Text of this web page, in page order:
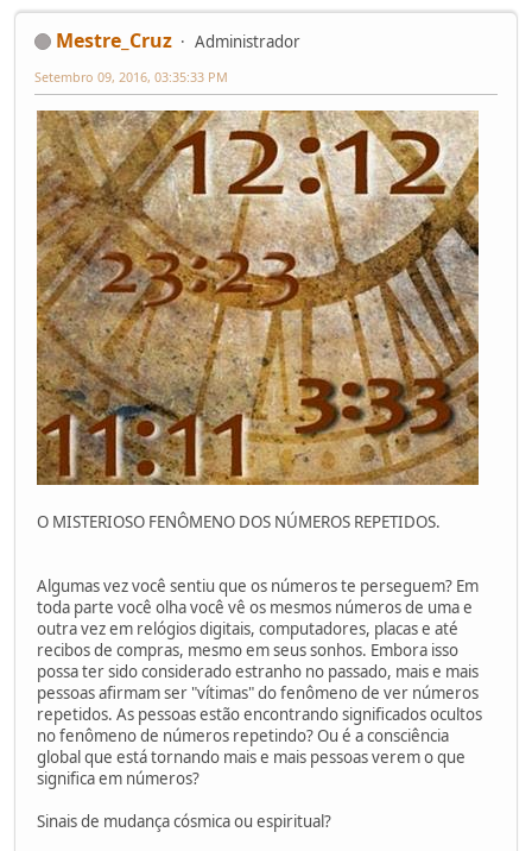
Mestre_Cruz Administrador
Setembro 09, 2016, 03:35:33 PM
O MISTERIOSO FENÔMENO DOS NÚMEROS REPETIDOS.
Algumas vez você sentiu que os números te perseguem? Em
toda parte você olha você vê os mesmos números de uma e
outra vez em relógios digitais, computadores, placas e até
recibos de compras, mesmo em seus sonhos. Embora isso
possa ter sido considerado estranho no passado, mais e mais
pessoas afirmam ser "vítimas" do fenômeno de ver números
repetidos. As pessoas estão encontrando significados ocultos
no fenômeno de números repetindo? Ou é a consciência
global que está tornando mais e mais pessoas verem o que
significa em números?
Sinais de mudança cósmica ou espiritual?